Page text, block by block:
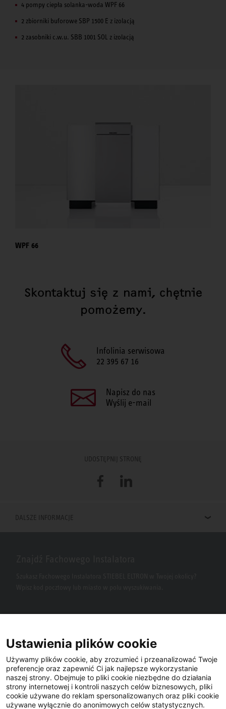
4 pompy ciepła solanka-woda WPF 66
2 zbiorniki buforowe SBP 1500 E z izolacją
2 zasobniki c.w.u. SBB 1001 SOL z izolacją
WPF 66
Skontaktuj się z nami, chętnie
pomożemy.
Infolinia serwisowa
22 395 67 16
Napisz do nas
Wyślij e-mail
UDOSTĘPNIJ STRONĘ
FacebookLinkedIn
DALSZE INFORMACJE
Facebook YouTube LinkedIn
Ustawienia plików cookie
Używamy plików cookie, aby zrozumieć i przeanalizować Twoje
preferencje oraz zapewnić Ci jak najlepsze wykorzystanie
naszej strony. Obejmuje to pliki cookie niezbędne do działania
strony internetowej i kontroli naszych celów biznesowych, pliki
cookie używane do reklam spersonalizowanych oraz pliki cookie
używane wyłącznie do anonimowych celów statystycznych.